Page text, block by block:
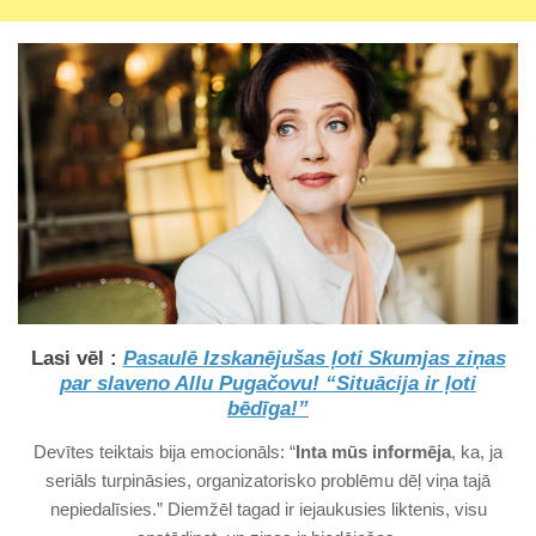
Lasi vēl : Pasaulē Izskanējušas ļoti Skumjas ziņas
par slaveno Allu Pugačovu! “Situācija ir ļoti
bēdīga!”
Devītes teiktais bija emocionāls: “Inta mūs informēja, ka, ja
seriāls turpināsies, organizatorisko problēmu dēļ viņa tajā
nepiedalīsies.” Diemžēl tagad ir iejaukusies liktenis, visu